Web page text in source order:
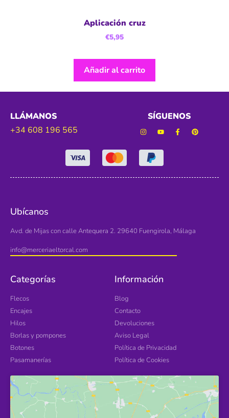
Aplicación cruz
€5,95
Añadir al carrito
LLÁMANOS
+34 608 196 565
SÍGUENOS
Ubícanos
Avd. de Mijas con calle Antequera 2. 29640 Fuengirola, Málaga
info@merceriaeltorcal.com
Categorías
Flecos
Encajes
Hilos
Borlas y pompones
Botones
Pasamanerías
Información
Blog
Contacto
Devoluciones
Aviso Legal
Política de Privacidad
Política de Cookies